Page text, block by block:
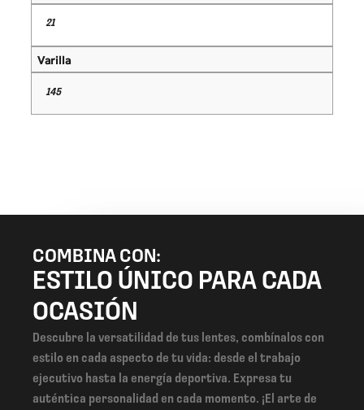
21
Varilla
145
COMBINA CON:
ESTILO ÚNICO PARA CADA
OCASIÓN
Descubre la versatilidad de tus lentes, combínalos con
estilo en cada aspecto de tu vida: desde el trabajo
ejecutivo hasta la energía deportiva. Expresa tu
auténtica personalidad en cada momento. ¡El arte de